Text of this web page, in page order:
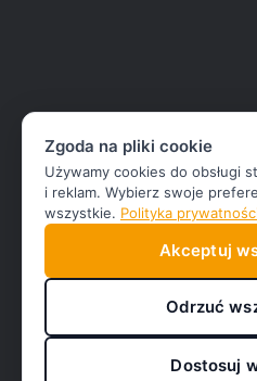
Zgoda na pliki cookie
Używamy cookies do obsługi
i reklam. Wybierz swoje
wszystkie. Polityka
Akceptuj
Odrzuć
Dostosuj